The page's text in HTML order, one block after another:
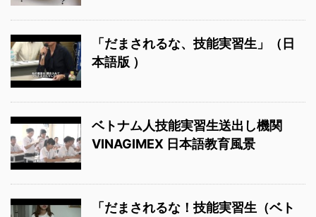
「だまされるな、技能実習生」（日
本語版 ）
ベトナム人技能実習生送出し機関
VINAGIMEX 日本語教育風景
「だまされるな！技能実習生（ベト